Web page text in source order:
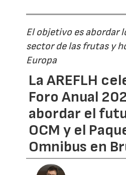
El objetivo es abordar
sector de las frutas y
Europa
La AREFLH
Foro Anual
abordar el
OCM y el
Omnibus en